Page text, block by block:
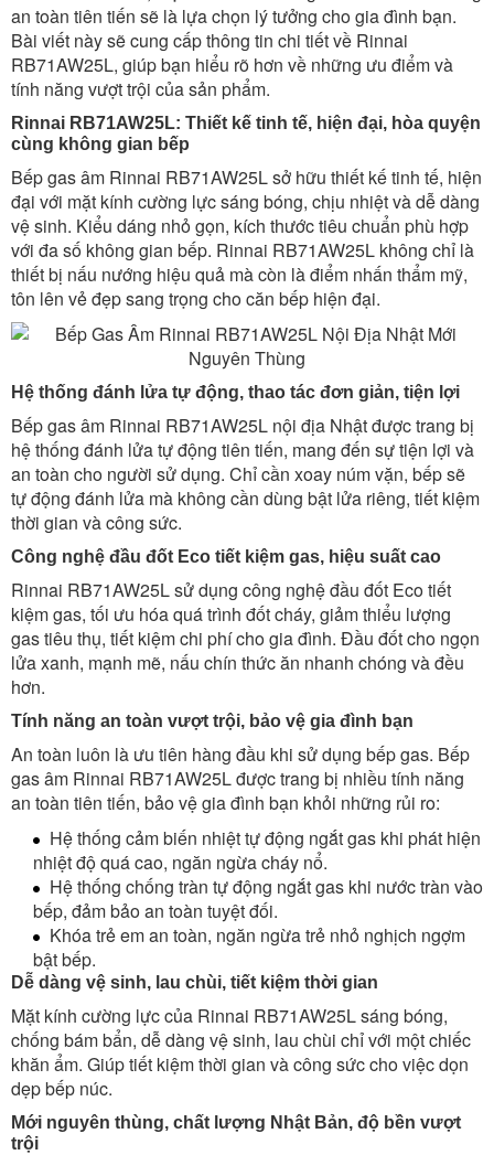
an toàn tiên tiến sẽ là lựa chọn lý tưởng cho gia đình bạn.
Bài viết này sẽ cung cấp thông tin chi tiết về Rinnai
RB71AW25L, giúp bạn hiểu rõ hơn về những ưu điểm và
tính năng vượt trội của sản phẩm.
Rinnai RB71AW25L: Thiết kế tinh tế, hiện đại, hòa quyện
cùng không gian bếp
Bếp gas âm Rinnai RB71AW25L sở hữu thiết kế tinh tế, hiện
đại với mặt kính cường lực sáng bóng, chịu nhiệt và dễ dàng
vệ sinh. Kiểu dáng nhỏ gọn, kích thước tiêu chuẩn phù hợp
với đa số không gian bếp. Rinnai RB71AW25L không chỉ là
thiết bị nấu nướng hiệu quả mà còn là điểm nhấn thẩm mỹ,
tôn lên vẻ đẹp sang trọng cho căn bếp hiện đại.
Hệ thống đánh lửa tự động, thao tác đơn giản, tiện lợi
Bếp gas âm Rinnai RB71AW25L nội địa Nhật được trang bị
hệ thống đánh lửa tự động tiên tiến, mang đến sự tiện lợi và
an toàn cho người sử dụng. Chỉ cần xoay núm vặn, bếp sẽ
tự động đánh lửa mà không cần dùng bật lửa riêng, tiết kiệm
thời gian và công sức.
Công nghệ đầu đốt Eco tiết kiệm gas, hiệu suất cao
Rinnai RB71AW25L sử dụng công nghệ đầu đốt Eco tiết
kiệm gas, tối ưu hóa quá trình đốt cháy, giảm thiểu lượng
gas tiêu thụ, tiết kiệm chi phí cho gia đình. Đầu đốt cho ngọn
lửa xanh, mạnh mẽ, nấu chín thức ăn nhanh chóng và đều
hơn.
Tính năng an toàn vượt trội, bảo vệ gia đình bạn
An toàn luôn là ưu tiên hàng đầu khi sử dụng bếp gas. Bếp
gas âm Rinnai RB71AW25L được trang bị nhiều tính năng
an toàn tiên tiến, bảo vệ gia đình bạn khỏi những rủi ro:
Hệ thống cảm biến nhiệt tự động ngắt gas khi phát hiện
nhiệt độ quá cao, ngăn ngừa cháy nổ.
Hệ thống chống tràn tự động ngắt gas khi nước tràn vào
bếp, đảm bảo an toàn tuyệt đối.
Khóa trẻ em an toàn, ngăn ngừa trẻ nhỏ nghịch ngợm
bật bếp.
Dễ dàng vệ sinh, lau chùi, tiết kiệm thời gian
Mặt kính cường lực của Rinnai RB71AW25L sáng bóng,
chống bám bẩn, dễ dàng vệ sinh, lau chùi chỉ với một chiếc
khăn ẩm. Giúp tiết kiệm thời gian và công sức cho việc dọn
dẹp bếp núc.
Mới nguyên thùng, chất lượng Nhật Bản, độ bền vượt
trội